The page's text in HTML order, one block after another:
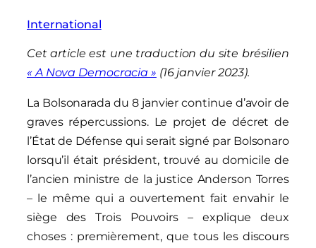
International
Cet article est une traduction du site brésilien
« A Nova Democracia » (16 janvier 2023).
La Bolsonarada du 8 janvier continue d’avoir de
graves répercussions. Le projet de décret de
l’État de Défense qui serait signé par Bolsonaro
lorsqu’il était président, trouvé au domicile de
l’ancien ministre de la justice Anderson Torres
– le même qui a ouvertement fait envahir le
siège des Trois Pouvoirs – explique deux
choses : premièrement, que tous les discours